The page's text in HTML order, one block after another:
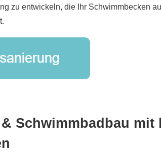
zu entwickeln, die Ihr Schwimmbecken
Schwimmbadbau mit